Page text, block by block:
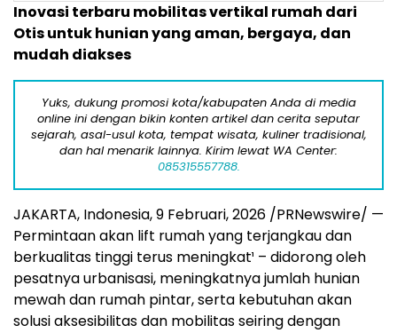
Inovasi terbaru mobilitas vertikal rumah dari
Otis untuk hunian yang aman, bergaya, dan
mudah diakses
Yuks, dukung promosi kota/kabupaten Anda di media
online ini dengan bikin konten artikel dan cerita seputar
sejarah, asal-usul kota, tempat wisata, kuliner tradisional,
dan hal menarik lainnya. Kirim lewat WA Center:
085315557788.
JAKARTA, Indonesia,9 Februari, 2026 /PRNewswire/ —
Permintaanakan lift rumah yang terjangkau dan
berkualitas tinggi terus meningkat¹ – didorong oleh
pesatnya urbanisasi, meningkatnya jumlah hunian
mewah dan rumah pintar, serta kebutuhan akan
solusi aksesibilitas dan mobilitas seiring dengan